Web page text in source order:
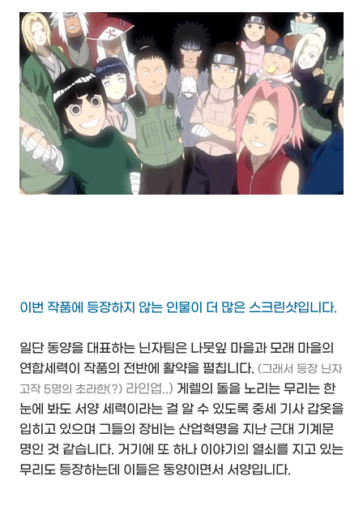
이번 작품에 등장하지 않는 인물이 더 많은 스크린샷입니다.
일단 동양을 대표하는 닌자팀은 나뭇잎 마을과 모래 마을의
연합세력이 작품의 전반에 활약을 펼칩니다. (그래서 등장 닌자
고작 5명의 초라한(?) 라인업..) 게렐의 돌을 노리는 무리는 한
눈에 봐도 서양 세력이라는 걸 알 수 있도록 중세 기사 갑옷을
입히고 있으며 그들의 장비는 산업혁명을 지난 근대 기계문
명인 것 같습니다. 거기에 또 하나 이야기의 열쇠를 지고 있는
무리도 등장하는데 이들은 동양이면서 서양입니다.